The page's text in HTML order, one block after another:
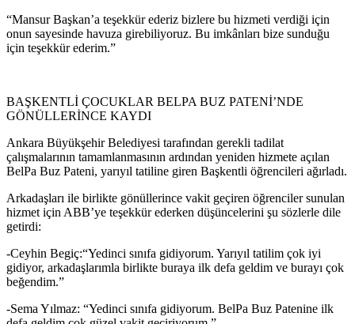
“Mansur Başkan’a teşekkür ederiz bizlere bu hizmeti verdiği için
onun sayesinde havuza girebiliyoruz. Bu imkânları bize sunduğu
için teşekkür ederim.”
BAŞKENTLİ ÇOCUKLAR BELPA BUZ PATENİ’NDE
GÖNÜLLERİNCE KAYDI
Ankara Büyükşehir Belediyesi tarafından gerekli tadilat
çalışmalarının tamamlanmasının ardından yeniden hizmete açılan
BelPa Buz Pateni, yarıyıl tatiline giren Başkentli öğrencileri ağırladı.
Arkadaşları ile birlikte gönüllerince vakit geçiren öğrenciler sunulan
hizmet için ABB’ye teşekkür ederken düşüncelerini şu sözlerle dile
getirdi:
-Ceyhin Begiç:“Yedinci sınıfa gidiyorum. Yarıyıl tatilim çok iyi
gidiyor, arkadaşlarımla birlikte buraya ilk defa geldim ve burayı çok
beğendim.”
-Sema Yılmaz: “Yedinci sınıfa gidiyorum. BelPa Buz Patenine ilk